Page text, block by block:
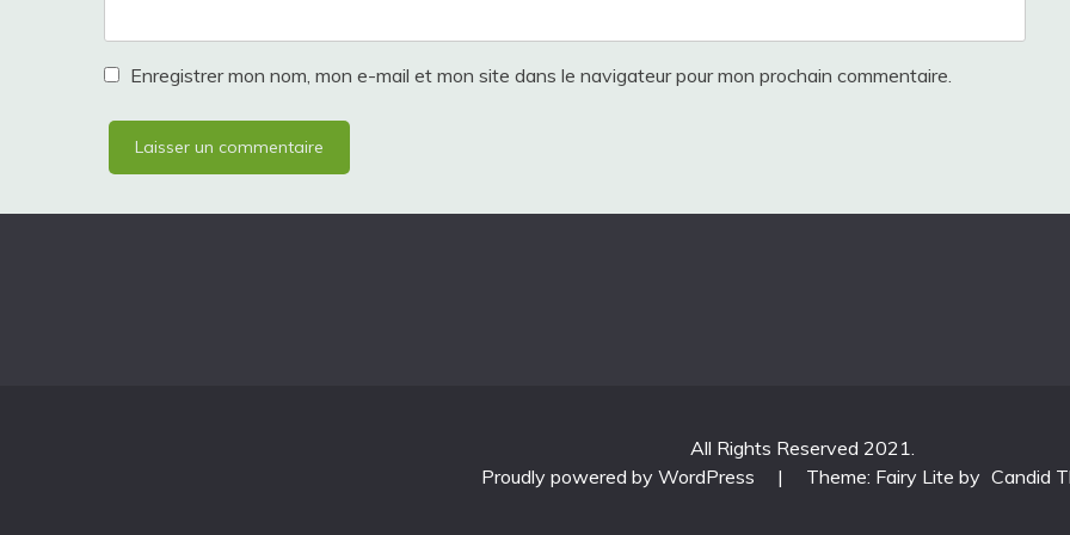
Enregistrer mon nom, mon e-mail et mon site dans le navigateur pour mon prochain commentaire.
All Rights Reserved 2021.
Proudly powered by WordPress
| Theme: Fairy Lite by Candid